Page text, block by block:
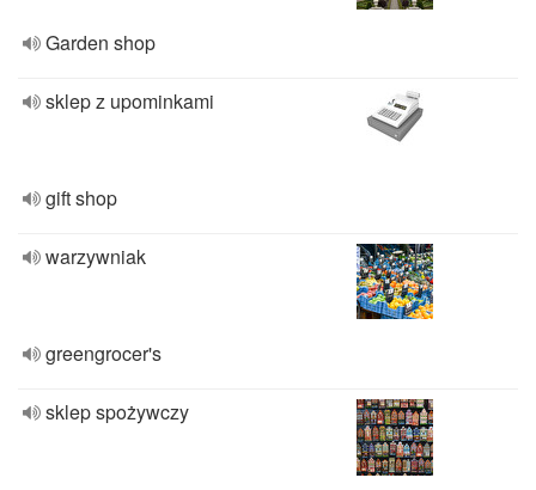
Garden shop
sklep z upominkami
gift shop
warzywniak
greengrocer's
sklep spożywczy